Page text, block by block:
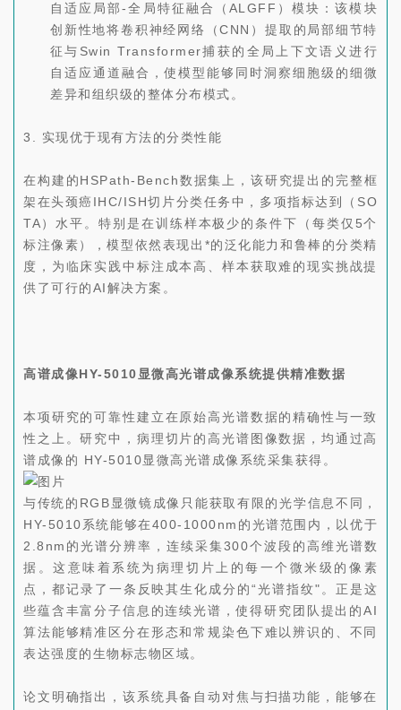
自适应局部-全局特征融合（ALGFF）模块：该模块
创新性地将卷积神经网络（CNN）提取的局部细节特
征与Swin Transformer捕获的全局上下文语义进行
自适应通道融合，使模型能够同时洞察细胞级的细微
差异和组织级的整体分布模式。
3. 实现优于现有方法的分类性能
在构建的HSPath-Bench数据集上，该研究提出的完整框
架在头颈癌IHC/ISH切片分类任务中，多项指标达到（SO
TA）水平。特别是在训练样本极少的条件下（每类仅5个
标注像素），模型依然表现出*的泛化能力和鲁棒的分类精
度，为临床实践中标注成本高、样本获取难的现实挑战提
供了可行的AI解决方案。
高谱成像HY-5010显微高光谱成像系统提供精准数据
本项研究的可靠性建立在原始高光谱数据的精确性与一致
性之上。研究中，病理切片的高光谱图像数据，均通过高
谱成像的 HY-5010显微高光谱成像系统采集获得。
与传统的RGB显微镜成像只能获取有限的光学信息不同，
HY-5010系统能够在400-1000nm的光谱范围内，以优于
2.8nm的光谱分辨率，连续采集300个波段的高维光谱数
据。这意味着系统为病理切片上的每一个微米级的像素
点，都记录了一条反映其生化成分的“光谱指纹"。正是这
些蕴含丰富分子信息的连续光谱，使得研究团队提出的AI
算法能够精准区分在形态和常规染色下难以辨识的、不同
表达强度的生物标志物区域。
论文明确指出，该系统具备自动对焦与扫描功能，能够在